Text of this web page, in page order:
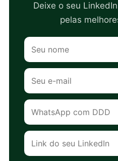
Deixe o seu
pelas